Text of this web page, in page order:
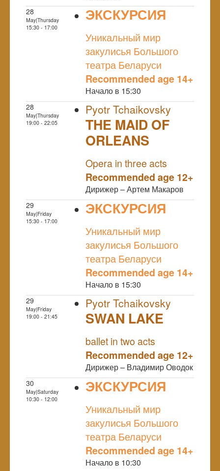
28
May|Thursday
15:30 - 17:00
ЭКСКУРСИЯ
Уникальный мир
закулисья Большого
театра Беларуси
Recommended age 14+
Начало в 15:30
28
May|Thursday
19:00 - 22:05
Pyotr Tchaikovsky
THE MAID OF
ORLEANS
Opera in three acts
Recommended age 12+
Дирижер – Артем Макаров
29
May|Friday
15:30 - 17:00
ЭКСКУРСИЯ
Уникальный мир
закулисья Большого
театра Беларуси
Recommended age 14+
Начало в 15:30
29
May|Friday
19:00 - 21:45
Pyotr Tchaikovsky
SWAN LAKE
ballet in two acts
Recommended age 12+
Дирижер – Владимир Оводок
30
May|Saturday
10:30 - 12:00
ЭКСКУРСИЯ
Уникальный мир
закулисья Большого
театра Беларуси
Recommended age 14+
Начало в 10:30